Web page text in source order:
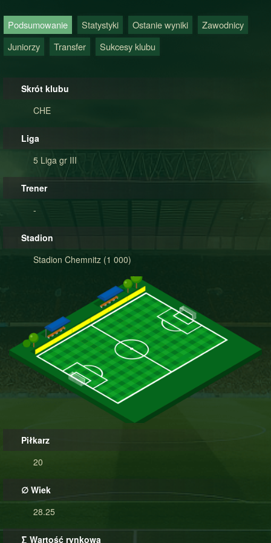
Podsumowanie Statystyki Ostanie wyniki
Zawodnicy
Juniorzy
Transfer Sukcesy klubu
Skrót klubu
CHE
Liga
5 Liga gr III
Trener
-
Stadion
Stadion Chemnitz (1 000)
Piłkarz
20
∅ Wiek
28.25
∑ Wartość rynkowa